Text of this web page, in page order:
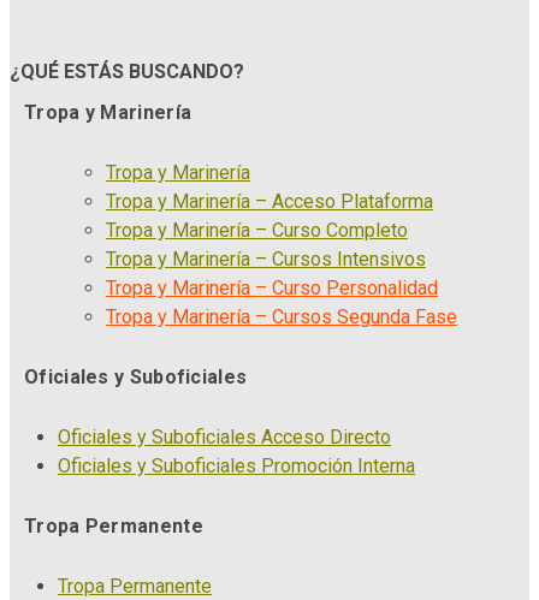
¿QUÉ ESTÁS BUSCANDO?
Tropa y Marinería
Tropa y Marinería
Tropa y Marinería – Acceso Plataforma
Tropa y Marinería – Curso Completo
Tropa y Marinería – Cursos Intensivos
Tropa y Marinería – Curso Personalidad
Tropa y Marinería – Cursos Segunda Fase
Oficiales y Suboficiales
Oficiales y Suboficiales Acceso Directo
Oficiales y Suboficiales Promoción Interna
Tropa Permanente
Tropa Permanente